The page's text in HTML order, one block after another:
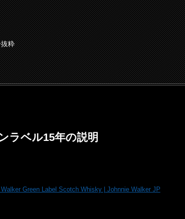
粋
ラベル15年の説明
Green Label Scotch Whisky | Johnnie Walker JP